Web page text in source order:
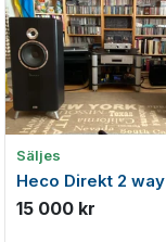
Säljes
Heco Direkt 2 way
15 000 kr